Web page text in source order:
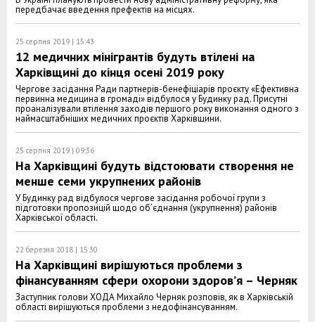
передбачає введення префектів на місцях.
25 серпня 2019 | 15:43
12 медичних мінігрантів будуть втілені на
Харківщині до кінця осені 2019 року
Чергове засідання Ради партнерів-бенефіціарів проєкту «Ефективна
первинна медицина в громаді» відбулося у Будинку рад. Присутні
проаналізували втілення заходів першого року виконання одного з
наймасштабніших медичних проєктів Харківщини.
25 серпня 2019 | 09:36
На Харківщині будуть відстоювати створення не
менше семи укрупнених районів
У Будинку рад відбулося чергове засідання робочої групи з
підготовки пропозицій щодо об’єднання (укрупнення) районів
Харківської області.
22 березня 2018 | 15:30
На Харківщині вирішуються проблеми з
фінансуванням сфери охорони здоров’я – Черняк
Заступник голови ХОДА Михайло Черняк розповів, як в Харківській
області вирішуються проблеми з недофінансуванням.